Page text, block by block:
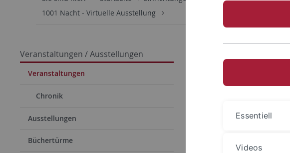
1001 Nacht - Virtuelle Ausstellung
Veranstaltungen / Ausstellungen
Veranstaltungen
Chronik
Ausstellungen
Büchertürme
Essentiell
Videos